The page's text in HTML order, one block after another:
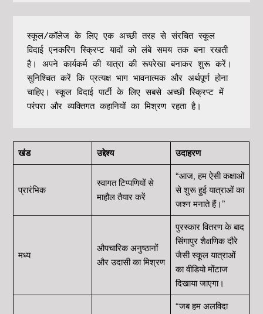
स्कूल/कॉलेज के लिए एक अच्छी तरह से संरचित स्कूल
विदाई एनकरिंग स्क्रिप्ट यादों को लंबे समय तक बना रखती
है। अपने कार्यकर्म की यात्रा की रूपरेखा बनाकर शुरू करें।
सुनिश्चित करें कि प्रत्यक्ष भाग भावनात्मक और अर्थपूर्ण होना
चाहिए। स्कूल विदाई पार्टी के लिए सबसे अच्छी स्क्रिप्ट में
परंपरा और व्यक्तिगत कहानियों का मिश्रण रहता है।
खंड उद्देश्य उदाहरण
प्रारंभिक
स्वागत टिप्पणियों से
माहौल तैयार करें
“आज, हम ऐसी कक्षाओं
से शुरू हुई यात्राओं का
जश्न मनाते हैं।”
मध्य
औपचारिक अनुष्ठानों
और उदासी का मिश्रण
पुरस्कार वितरण के बाद
सिंगापुर शैक्षणिक दौरे
जैसी स्कूल यात्राओं
का वीडियो मोंटाज
दिखाया जाएगा।
“जब हम अलविदा